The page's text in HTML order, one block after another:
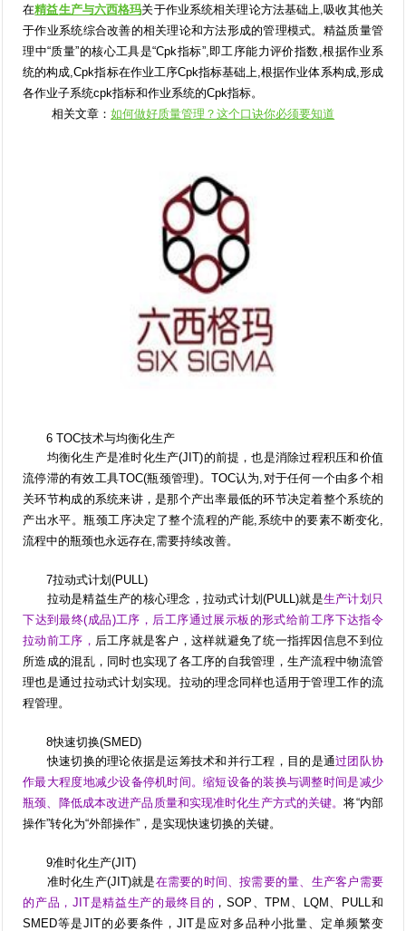
在精益生产与六西格玛关于作业系统相关理论方法基础上,吸收其他关
于作业系统综合改善的相关理论和方法形成的管理模式。精益质量管
理中“质量”的核心工具是“Cpk指标”,即工序能力评价指数,根据作业系
统的构成,Cpk指标在作业工序Cpk指标基础上,根据作业体系构成,形成
各作业子系统cpk指标和作业系统的Cpk指标。
相关文章：如何做好质量管理？这个口诀你必须要知道
6 TOC技术与均衡化生产
均衡化生产是准时化生产(JIT)的前提，也是消除过程积压和价值
流停滞的有效工具TOC(瓶颈管理)。TOC认为,对于任何一个由多个相
关环节构成的系统来讲，是那个产出率最低的环节决定着整个系统的
产出水平。瓶颈工序决定了整个流程的产能,系统中的要素不断变化,
流程中的瓶颈也永远存在,需要持续改善。
7拉动式计划(PULL)
拉动是精益生产的核心理念，拉动式计划(PULL)就是生产计划只
下达到最终(成品)工序，后工序通过展示板的形式给前工序下达指令
拉动前工序， 后工序就是客户，这样就避免了统一指挥因信息不到位
所造成的混乱，同时也实现了各工序的自我管理，生产流程中物流管
理也是通过拉动式计划实现。拉动的理念同样也适用于管理工作的流
程管理。
8快速切换(SMED)
快速切换的理论依据是运筹技术和并行工程， 目的是通过团队协
作最大程度地减少设备停机时间。缩短设备的装换与调整时间是减少
瓶颈、降低成本改进产品质量和实现准时化生产方式的关键。将“内部
操作”转化为“外部操作”，是实现快速切换的关键。
9准时化生产(JIT)
准时化生产(JIT)就是在需要的时间、按需要的量、生产客户需要
的产品，JIT是精益生产的最终目的 ，SOP、TPM、LQM、PULL和
SMED等是JIT的必要条件，JIT是应对多品种小批量、定单频繁变